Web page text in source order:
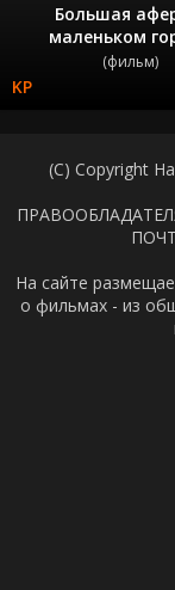
Большая
маленьком
(фильм)
(C) Copyright
На сайте
о фильмах - из